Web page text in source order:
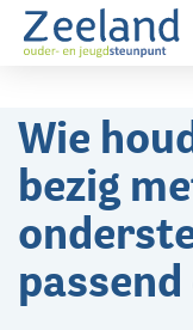
Wie
bezig